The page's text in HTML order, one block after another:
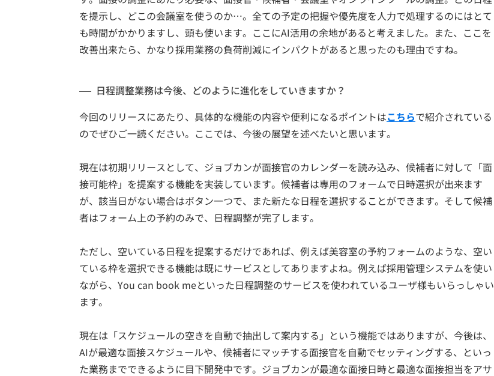
を提示し、どこの会議室を使うのか…。全ての予定の把握や優先度を人力で処理するのにはとて
も時間がかかりますし、頭も使います。ここにAI活用の余地があると考えました。また、ここを
改善出来たら、かなり採用業務の負荷削減にインパクトがあると思ったのも理由ですね。
日程調整業務は今後、どのように進化をしていきますか？
今回のリリースにあたり、具体的な機能の内容や便利になるポイントはこちらで紹介されている
のでぜひご一読ください。ここでは、今後の展望を述べたいと思います。
現在は初期リリースとして、ジョブカンが面接官のカレンダーを読み込み、候補者に対して「面
接可能枠」を提案する機能を実装しています。候補者は専用のフォームで日時選択が出来ます
が、該当日がない場合はボタン一つで、また新たな日程を選択することができます。そして候補
者はフォーム上の予約のみで、日程調整が完了します。
ただし、空いている日程を提案するだけであれば、例えば美容室の予約フォームのような、空い
ている枠を選択できる機能は既にサービスとしてありますよね。例えば採用管理システムを使い
ながら、You can book meといった日程調整のサービスを使われているユーザ様もいらっしゃい
ます。
現在は「スケジュールの空きを自動で抽出して案内する」という機能ではありますが、今後は、
AIが最適な面接スケジュールや、候補者にマッチする面接官を自動でセッティングする、といっ
た業務までできるように目下開発中です。ジョブカンが最適な面接日時と最適な面接担当をアサ